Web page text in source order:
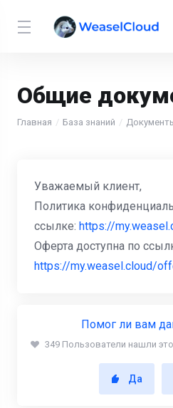
Общие
Главная База знаний
Уважаемый клиент,
Политика
ссылке: https://
Оферта доступна по
https://my.weasel.cloud/
Помог ли вам
349 Пользователи нашли
Да